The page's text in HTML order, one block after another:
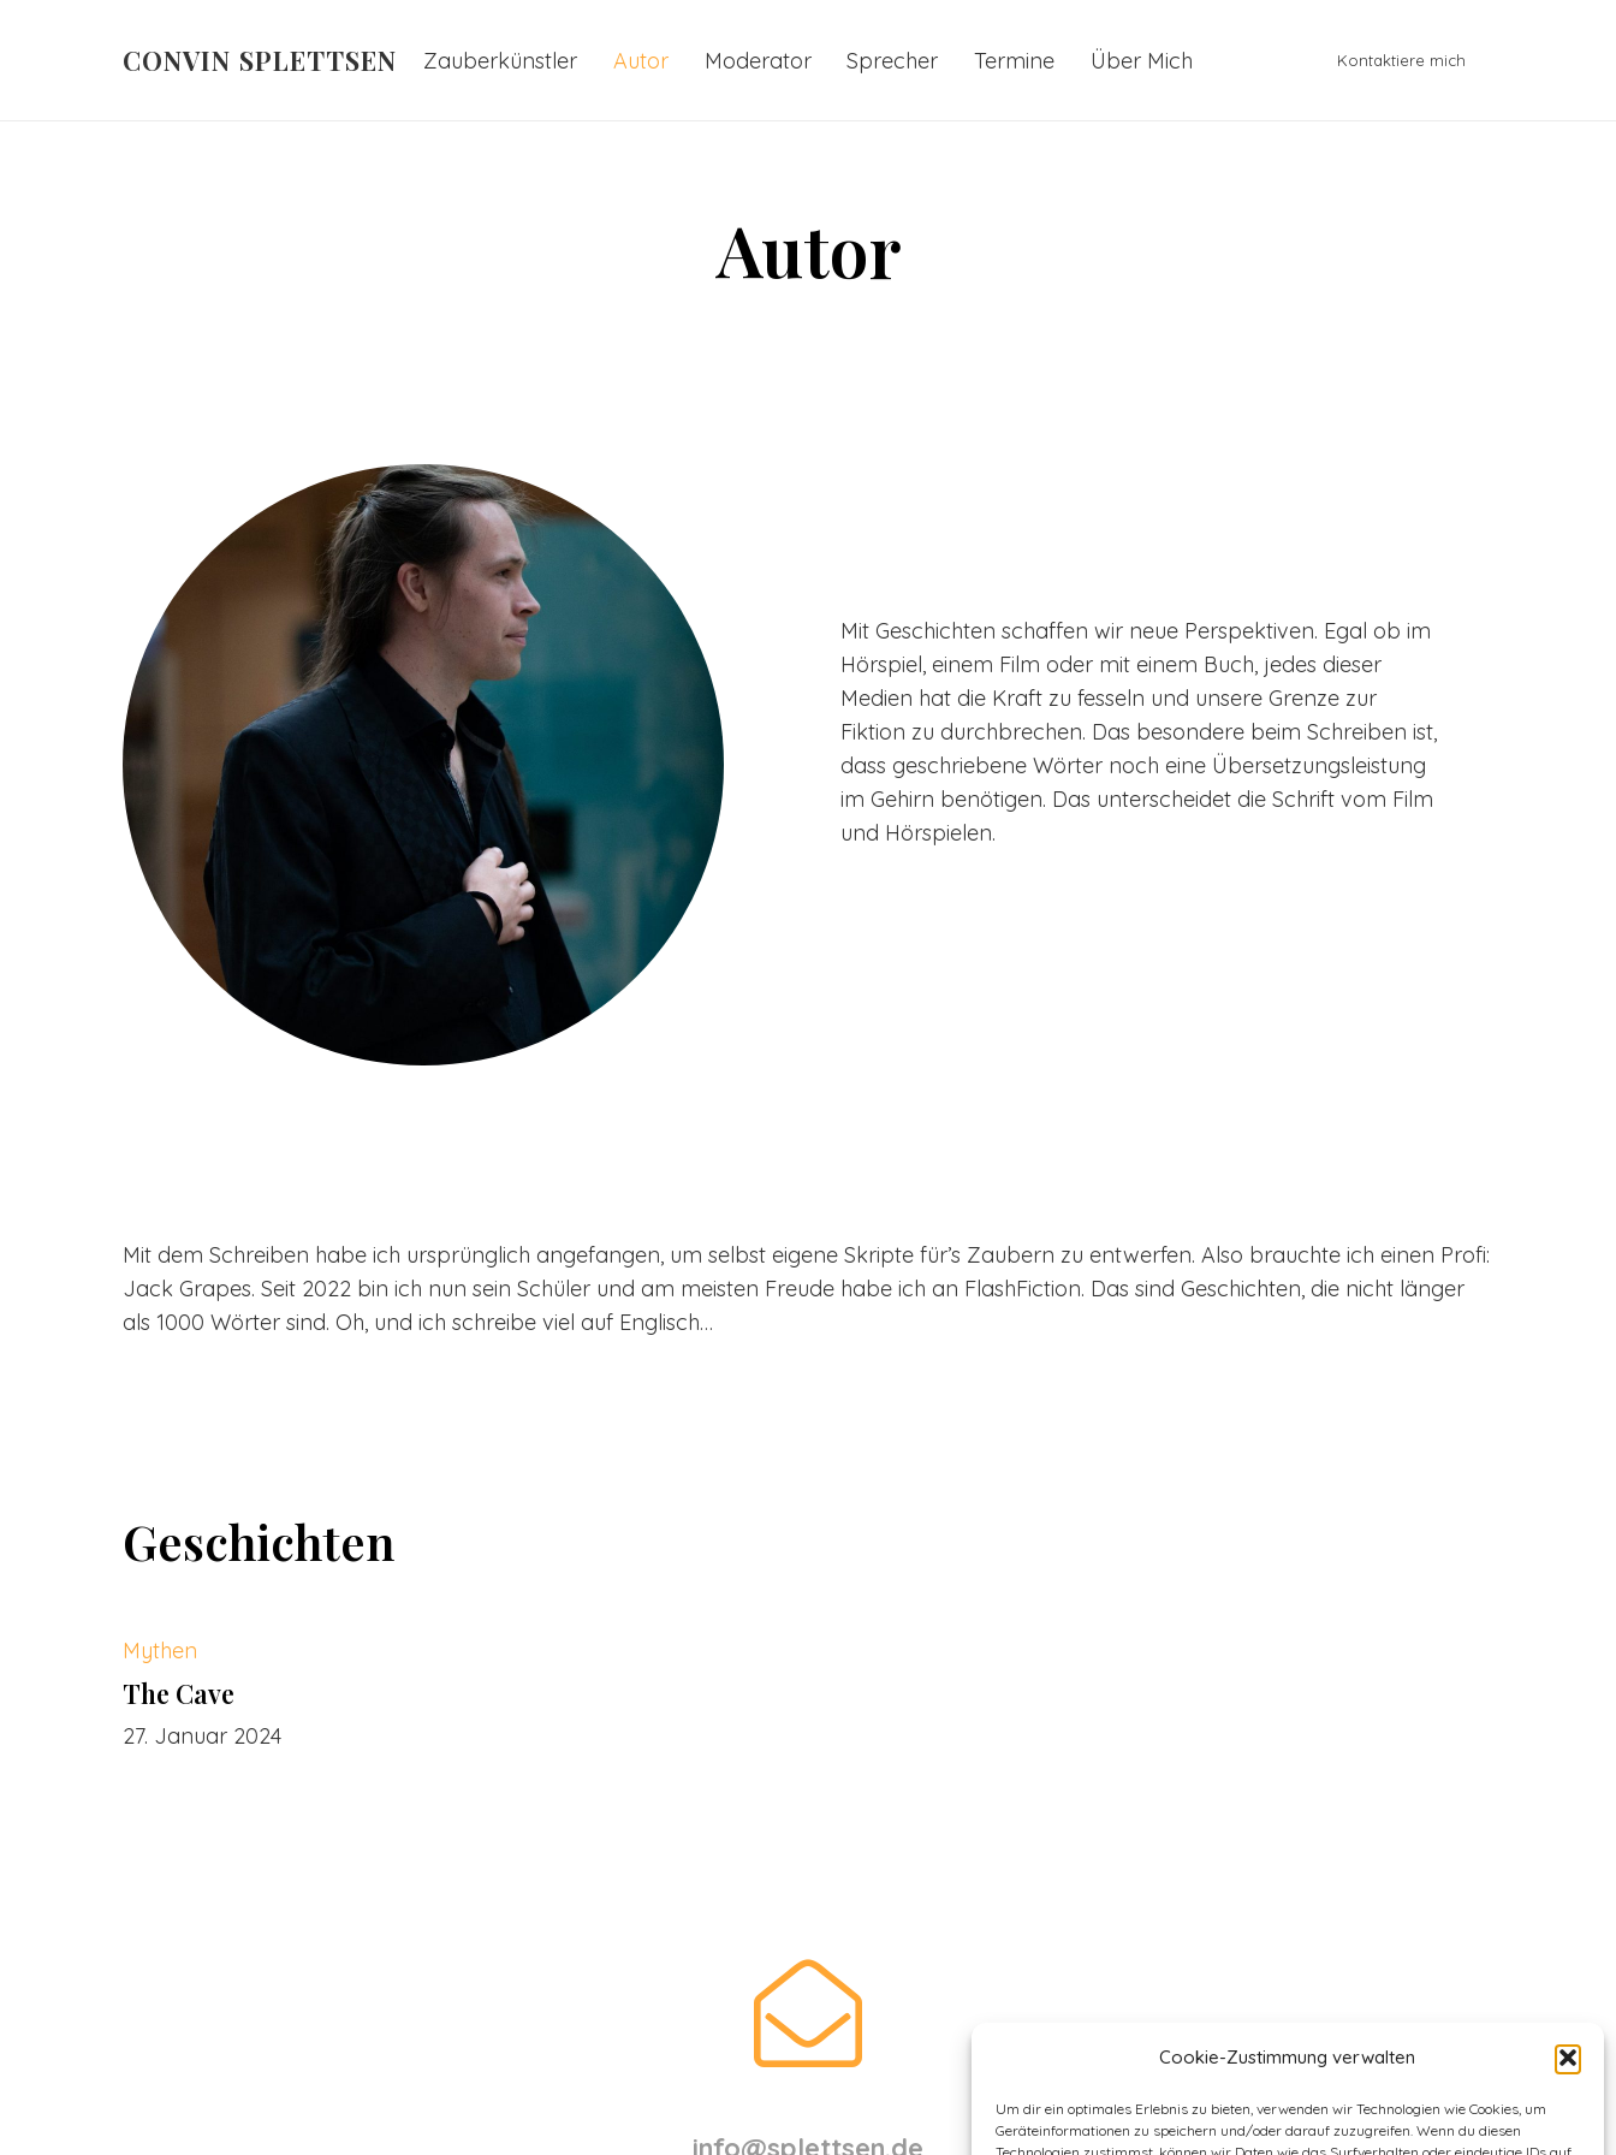
Cookie-Zustimmung verwalten
Um dir ein optimales Erlebnis zu bieten, verwenden wir Technologien wie Cookies, um
Geräteinformationen zu speichern und/oder darauf zuzugreifen. Wenn du diesen
CONVIN SPLETTSEN Zauberkünstler Autor Moderator Sprecher Termine Über Mich Kontaktiere mich
Autor
Mit Geschichten schaffen wir neue Perspektiven. Egal ob im
Hörspiel, einem Film oder mit einem Buch, jedes dieser
Medien hat die Kraft zu fesseln und unsere Grenze zur
Fiktion zu durchbrechen. Das besondere beim Schreiben ist,
dass geschriebene Wörter noch eine Übersetzungsleistung
im Gehirn benötigen. Das unterscheidet die Schrift vom Film
und Hörspielen.
Mit dem Schreiben habe ich ursprünglich angefangen, um selbst eigene Skripte für’s Zaubern zu entwerfen. Also brauchte ich einen Profi:
Jack Grapes. Seit 2022 bin ich nun sein Schüler und am meisten Freude habe ich an FlashFiction. Das sind Geschichten, die nicht länger
als 1000 Wörter sind. Oh, und ich schreibe viel auf Englisch…
Geschichten
Mythen
The Cave
27. Januar 2024
info@splettsen.de